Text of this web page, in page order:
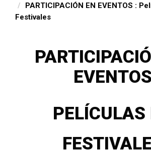
PARTICIPACIÓN EN EVENTOS :
Festivales
EVENTOS
PELÍCULAS